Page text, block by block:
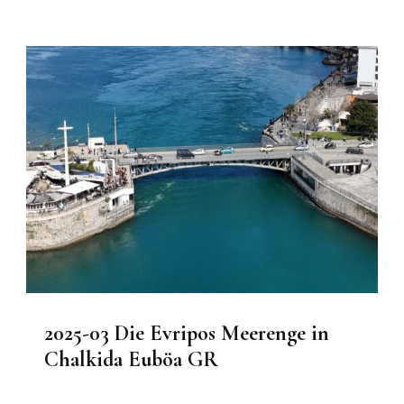
2025-03 Die Evripos Meerenge in
Chalkida Euböa GR